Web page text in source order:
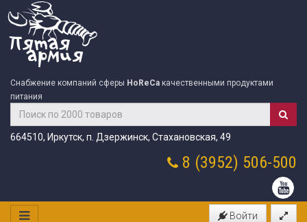
Снабжение компаний сферы HoReCa качественными продуктами
питания
664510, Иркутск, п. Дзержинск, Стахановская, 49
8 (3952) 506-500
Войти